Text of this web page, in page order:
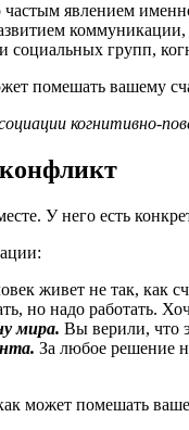
явлением
групп,
когнитивно-
У него есть
живет не так, как
но надо работать.
мира. Вы верили, что
За любое решение